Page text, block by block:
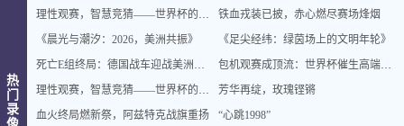
热
门
录
理性观赛，智慧竞猜——世界杯的乐趣与平衡之道
《晨光与潮汐：2026，美洲共振》
死亡E组终局：德国战车迎战美洲双雄，出线密码即将揭晓
理性观赛，智慧竞猜——世界杯的乐趣与平衡之道
血火终局燃新祭，阿兹特克战旗重扬
铁血戎装已披，赤心燃尽赛场烽烟
《足尖经纬：绿茵场上的文明年轮》
包机观赛成顶流：世界杯催生高端出行新风口
芳华再绽，玫瑰铿锵
“心跳1998”